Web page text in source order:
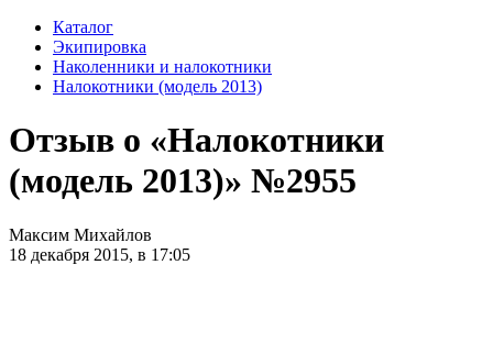
Каталог
Экипировка
Наколенники и налокотники
Налокотники (модель 2013)
Отзыв о «Налокотники
(модель 2013)» №2955
Максим Михайлов
18 декабря 2015, в 17:05